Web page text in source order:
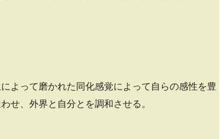
よって磨かれた同化感覚によって自らの感性を豊
せ、外界と自分とを調和させる。